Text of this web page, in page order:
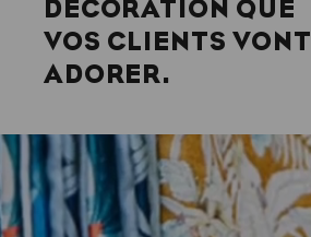
DÉCORATION QUE
VOS CLIENTS VONT
ADORER.